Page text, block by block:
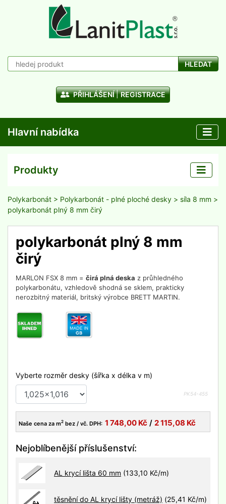
HLEDAT
PŘIHLÁŠENÍ REGISTRACE
Hlavní nabídka
Produkty
Polykarbonát > Polykarbonát - plné ploché desky > síla 8 mm >
polykarbonát plný 8 mm čirý
polykarbonát plný 8 mm
čirý
MARLON FSX 8 mm = čirá plná deska z průhledného
polykarbonátu, vzhledově shodná se sklem, prakticky
nerozbitný materiál, britský výrobce BRETT MARTIN.
Vyberte rozměr desky (šířka x délka v m)
PK54-455
Naše cena za m2 bez / vč. DPH: 1 748,00 Kč / 2 115,08 Kč
Nejoblíbenější příslušenství:
AL krycí lišta 60 mm (133,10 Kč/m)
těsnění do AL krycí lišty (metráž) (25,41 Kč/m)